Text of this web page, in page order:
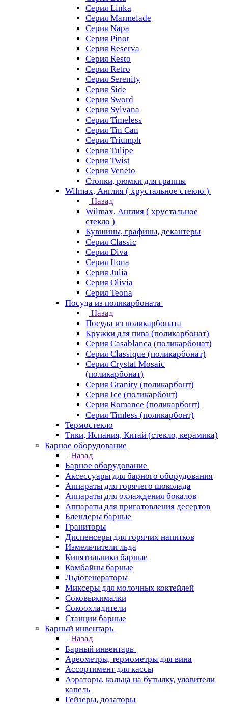
Серия Linka
Серия Marmelade
Серия Napa
Серия Pinot
Серия Reserva
Серия Resto
Серия Retro
Серия Serenity
Серия Side
Серия Sword
Серия Sуlvana
Серия Timeless
Серия Tin Can
Серия Triumph
Серия Tulipe
Серия Twist
Серия Veneto
Стопки, рюмки для граппы
Wilmax, Англия ( хрустальное стекло )
Назад
Wilmax, Англия ( хрустальное
стекло )
Кувшины, графины, декантеры
Серия Classic
Серия Diva
Серия Ilona
Серия Julia
Серия Olivia
Серия Teona
Посуда из поликарбоната
Назад
Посуда из поликарбоната
Кружки для пива (поликарбонат)
Серия Casablanсa (поликарбонат)
Серия Classique (поликарбонат)
Серия Crystal Mosaic
(поликарбонат)
Серия Granity (поликарбонт)
Серия Ice (поликарбонт)
Серия Romance (поликарбонт)
Серия Timless (поликарбонт)
Термостекло
Тики, Испания, Китай (стекло, керамика)
Барное оборудование
Назад
Барное оборудование
Аксессуары для барного оборудования
Аппараты для горячего шоколада
Аппараты для охлаждения бокалов
Аппараты для приготовления десертов
Блендеры барные
Граниторы
Диспенсеры для горячих напитков
Измельчители льда
Кипятильники барные
Комбайны барные
Льдогенераторы
Миксеры для молочных коктейлей
Соковыжималки
Сокоохладители
Станции барные
Барный инвентарь
Назад
Барный инвентарь
Ареометры, термометры для вина
Ассортимент для кассы
Аэраторы, кольца на бутылку, уловители
капель
Гейзеры, дозаторы